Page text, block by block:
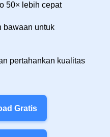
50× lebih cepat
bawaan untuk
pertahankan kualitas
Gratis